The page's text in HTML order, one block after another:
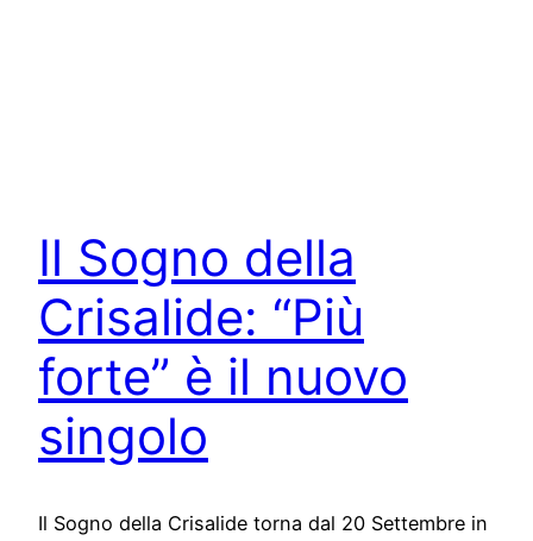
Il Sogno della
Crisalide: “Più
forte” è il nuovo
singolo
Il Sogno della Crisalide torna dal 20 Settembre in